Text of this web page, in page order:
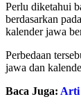
Perlu diketahui
berdasarkan
kalender jawa
Perbedaan
jawa dan
Baca Juga: Arti